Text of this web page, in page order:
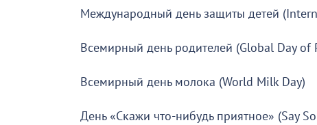
Международный день защиты детей
Всемирный день родителей (Global Day of
Всемирный день молока (World Milk Day)
День «Скажи что-нибудь приятное» (Say